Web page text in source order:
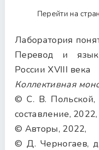
Перейти на
Лаборатория
Перевод и
России XVIII века
Коллективная
© С. В. Польской,
составление, 2022,
© Авторы, 2022,
© Д. Черногаев,